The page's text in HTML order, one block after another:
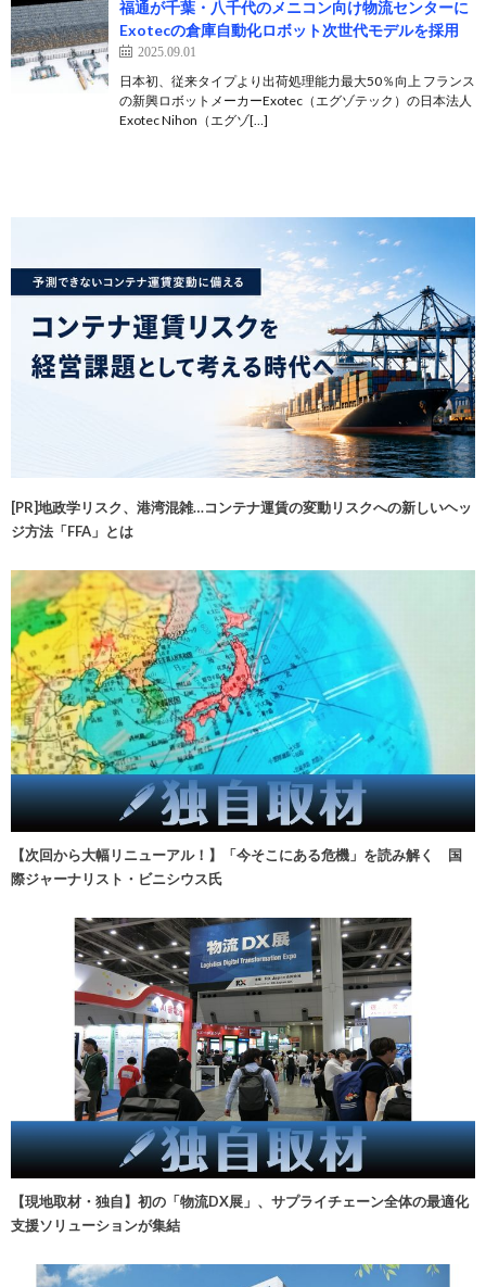
福通が千葉・八千代のメニコン向け物流センターに
Exotecの倉庫自動化ロボット次世代モデルを採用
2025.09.01
日本初、従来タイプより出荷処理能力最大50％向上 フランス
の新興ロボットメーカーExotec（エグゾテック）の日本法人
Exotec Nihon（エグゾ[…]
[PR]地政学リスク、港湾混雑…コンテナ運賃の変動リスクへの新しいヘッ
ジ方法「FFA」とは
【次回から大幅リニューアル！】「今そこにある危機」を読み解く 国
際ジャーナリスト・ビニシウス氏
【現地取材・独自】初の「物流DX展」、サプライチェーン全体の最適化
支援ソリューションが集結